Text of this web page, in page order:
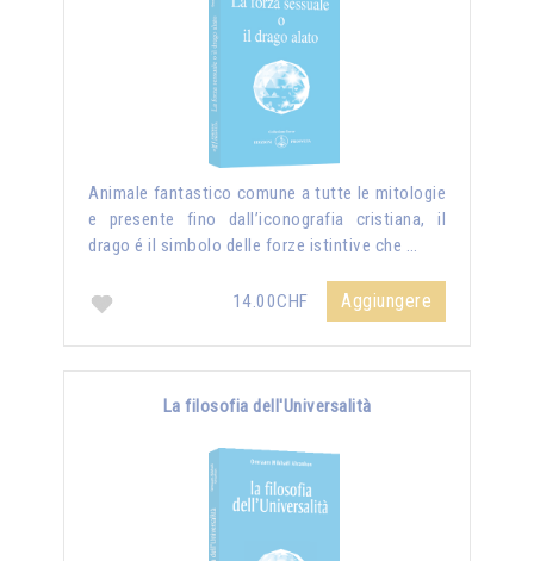
Animale fantastico comune a tutte le mitologie
e presente fino dall’iconografia cristiana, il
drago é il simbolo delle forze istintive che …
14.00CHF Aggiungere
La filosofia dell'Universalità